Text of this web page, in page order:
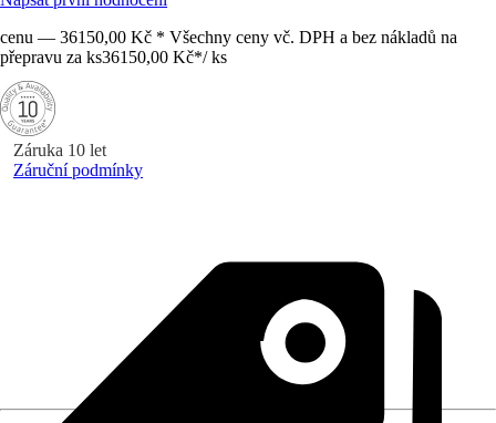
cenu — 36150,00 Kč * Všechny ceny vč. DPH a bez nákladů na
přepravu za ks36150,00 Kč*/ ks
Záruka 10 let
Záruční podmínky